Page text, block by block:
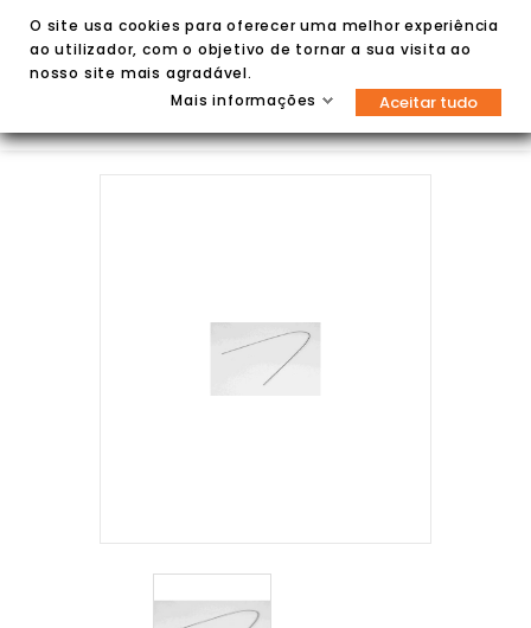

O site usa cookies para oferecer uma melhor experiência
ao utilizador, com o objetivo de tornar a sua visita ao
nosso site mais agradável.
Mais informações
Aceitar tudo